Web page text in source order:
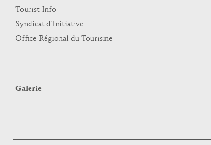
Tourist Info
Syndicat d’Initiative
Office Régional du Tourisme
Galerie